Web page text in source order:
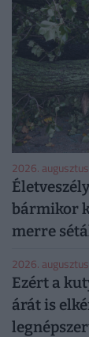
2026.
bármikor
merre
2026.
Ezért a
árát is